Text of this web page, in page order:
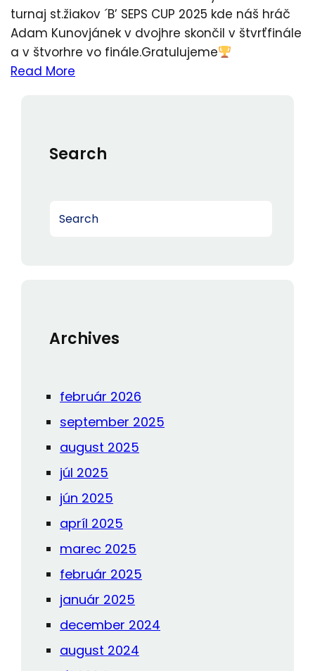
turnaj st.žiakov ´B’ SEPS CUP 2025 kde náš hráč
Adam Kunovjánek v dvojhre skončil v štvrťfinále
a v štvorhre vo finále.Gratulujeme
Read More
Search
Archives
február 2026
september 2025
august 2025
júl 2025
jún 2025
apríl 2025
marec 2025
február 2025
január 2025
december 2024
august 2024